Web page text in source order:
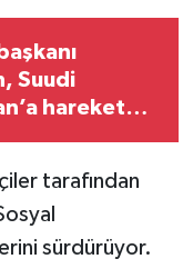
Suudi
hareket
tarafından
sürdürüyor.